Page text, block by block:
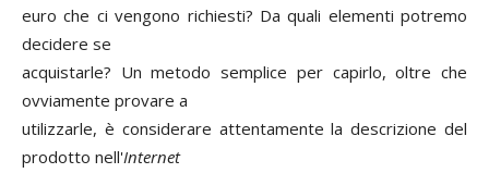
euro che ci vengono richiesti? Da quali elementi potremo
decidere se
acquistarle? Un metodo semplice per capirlo, oltre che
ovviamente provare a
utilizzarle, è considerare attentamente la descrizione del
prodotto nell'Internet